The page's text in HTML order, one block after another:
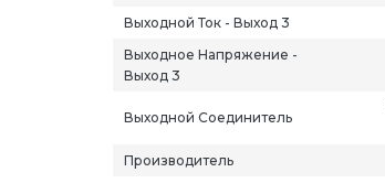
Выходной Ток - Выход 3
Выходное Напряжение -
Выход 3
Выходной Соединитель
Производитель